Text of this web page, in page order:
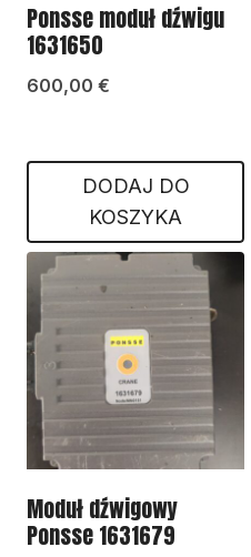
Ponsse moduł dźwigu
1631650
600,00 €
DODAJ DO
KOSZYKA
Moduł dźwigowy
Ponsse 1631679